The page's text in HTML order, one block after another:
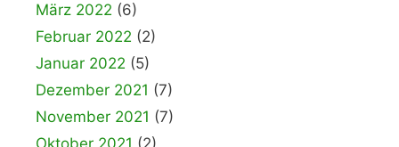
März 2022 (6)
Februar 2022 (2)
Januar 2022 (5)
Dezember 2021 (7)
November 2021 (7)
Oktober 2021 (2)